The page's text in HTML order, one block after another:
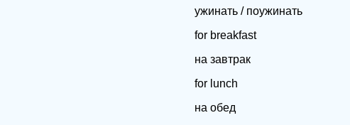
ужинать / поужинать
for breakfast
на завтрак
for lunch
на обед